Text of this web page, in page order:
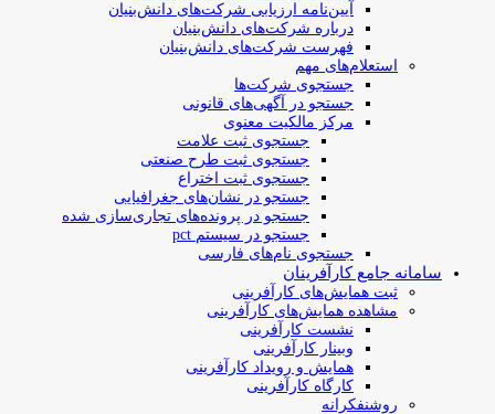
آیین‌نامه ارزیابی شرکت‌های دانش‌بنیان
درباره شرکت‌های دانش‌بنیان
فهرست شرکت‌های دانش‌بنیان
استعلام‌های مهم
جستجوی شرکت‌ها
جستجو در آگهی‌های قانونی
مرکز مالکیت معنوی
جستجوی ثبت علامت
جستجوی ثبت طرح صنعتی
جستجوی ثبت اختراع
جستجو در نشان‌های جغرافیایی
جستجو در پرونده‌های تجاری‌سازی شده
جستجو در سیستم pct
جستجوی نام‌های فارسی
سامانه جامع کارآفرینان
ثبت همایش‌های کارآفرینی
مشاهده همایش‌های کارآفرینی
نشست کارآفرینی
وبینار کارآفرینی
همایش و رویداد کارآفرینی
کارگاه کارآفرینی
روشنفکرانه